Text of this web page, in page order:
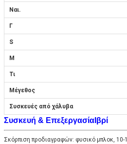
Ναι.
Γ
S
Μ
Τι
Μέγεθος
Συσκευές από χάλυβα
Συσκευή & Επεξεργασία Ιβρί
Σκόρπιση προδιαγραφών: φυσικό μπλοκ,